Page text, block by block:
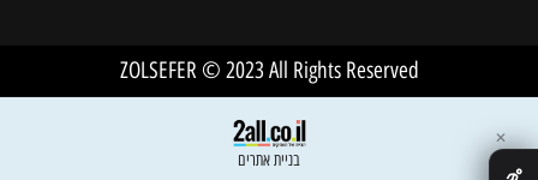
ZOLSEFER © 2023 All Rights Reserved
בניית אתרים
✕